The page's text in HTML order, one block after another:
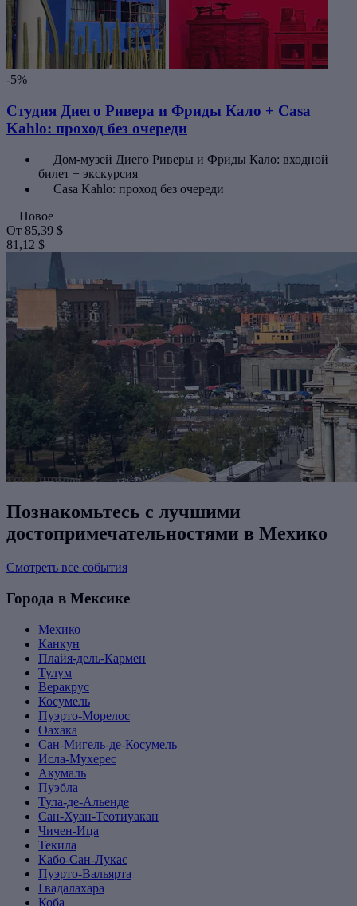
-5%
Студия Диего Ривера и Фриды Кало + Casa
Kahlo: проход без очереди
Дом-музей Диего Риверы и Фриды Кало: входной
билет + экскурсия
Casa Kahlo: проход без очереди
Новое
От 85,39 $
81,12 $
Познакомьтесь с лучшими
достопримечательностями в Мехико
Смотреть все события
Города в Мексике
Мехико
Канкун
Плайя-дель-Кармен
Тулум
Веракрус
Косумель
Пуэрто-Морелос
Оахака
Сан-Мигель-де-Косумель
Исла-Мухерес
Акумаль
Пуэбла
Тула-де-Альенде
Сан-Хуан-Теотиуакан
Чичен-Ица
Текила
Кабо-Сан-Лукас
Пуэрто-Вальярта
Гвадалахара
Коба